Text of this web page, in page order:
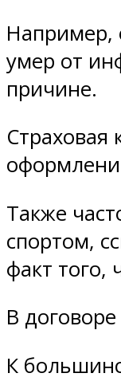
Например,
умер от
причине.
Также
спортом,
факт того,
В
К